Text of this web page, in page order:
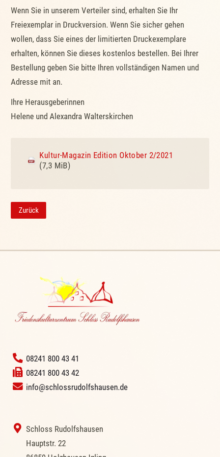
Wenn Sie in unserem Verteiler sind, erhalten Sie Ihr
Freiexemplar in Druckversion. Wenn Sie sicher gehen
wollen, dass Sie eines der limitierten Druckexemplare
erhalten, können Sie dieses kostenlos bestellen. Bei Ihrer
Bestellung geben Sie bitte Ihren vollständigen Namen und
Adresse mit an.
Ihre Herausgeberinnen
Helene und Alexandra Walterskirchen
Kultur-Magazin Edition Oktober 2/2021
(7,3 MiB)
Zurück
08241 800 43 41
08241 800 43 42
info@schlossrudolfshausen.de
‭ Schloss Rudolfshausen
‭Hauptstr. 22